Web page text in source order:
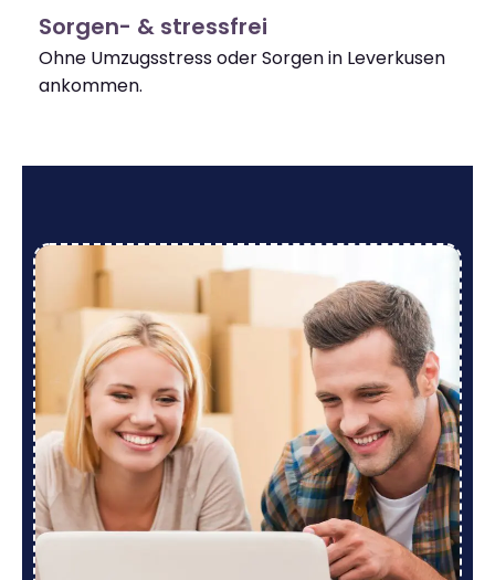
Sorgen- & stressfrei
Ohne Umzugsstress oder Sorgen in Leverkusen
ankommen.